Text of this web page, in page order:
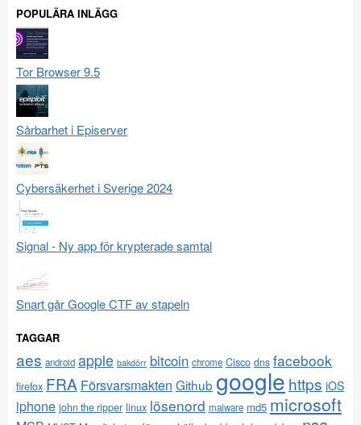
POPULÄRA INLÄGG
Tor Browser 9.5
Sårbarhet i Episerver
Cybersäkerhet i Sverige 2024
Signal - Ny app för krypterade samtal
Snart går Google CTF av stapeln
TAGGAR
aes android apple bakdörr bitcoin chrome Cisco dns facebook
firefox FRA Försvarsmakten Github google https iOS
iphone john the ripper linux lösenord malware md5 microsoft